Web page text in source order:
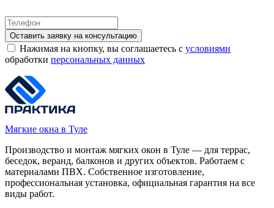
Оставить заявку на консультацию
Нажимая на кнопку, вы соглашаетесь с условиями
обработки персональных данных
Мягкие окна в Туле
Производство и монтаж мягких окон в Туле — для террас,
беседок, веранд, балконов и других объектов. Работаем с
материалами ПВХ. Собственное изготовление,
профессиональная установка, официальная гарантия на все
виды работ.